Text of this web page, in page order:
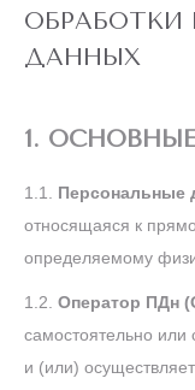
ОБРАБОТКИ
ДАННЫХ
1.
1.1. Персональные
относящаяся к
определяемому
1.2. Оператор ПДн
самостоятельно или
и (или)